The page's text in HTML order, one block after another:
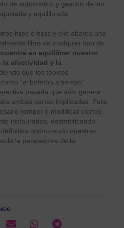
de autocontrol y gestión de las
y equilibrada.
hijos e hijas y ello abarca una
libre de cualquier tipo de
en equilibrar nuestro
la afectividad y la
que los tópicos
“el bofetón a tiempo”
pasada que sólo genera
ambas partes implicadas. Para
romper o modificar ciertos
instaurados, desmitificando
optimizando nuestras
la perspectiva de la